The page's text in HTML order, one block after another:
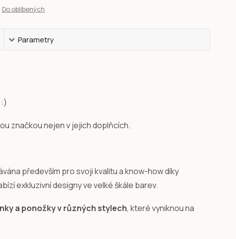
Do oblíbených
Parametry
značkou nejen v jejich doplňcích.
především pro svoji kvalitu a know-how díky
exkluzivní designy ve velké škále barev.
a ponožky v různých stylech, které vyniknou na